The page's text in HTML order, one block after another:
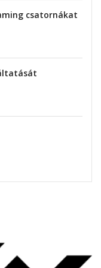
csatornákat